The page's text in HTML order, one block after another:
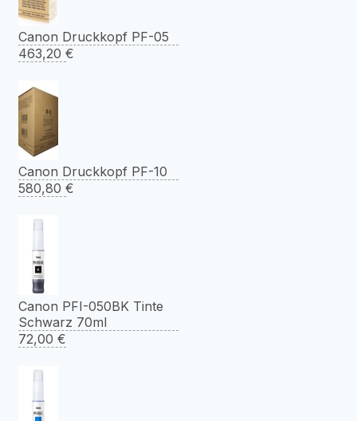
Canon Druckkopf PF-05
463,20 €
Canon Druckkopf PF-10
580,80 €
Canon PFI-050BK Tinte
Schwarz 70ml
72,00 €